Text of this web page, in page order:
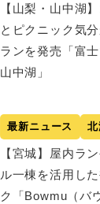
【山梨・山中湖
とピクニック気
ランを発売「富
山中湖」
最新ニュース
【宮城】屋内ラ
ル一棟を活用し
ク「Bowmu（バ